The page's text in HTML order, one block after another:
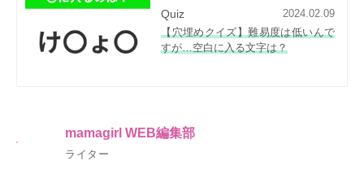
Quiz
2024.02.09
【穴埋めクイズ】難易度は低いんで
すが…空白に入る文字は？
mamagirl WEB編集部
ライター